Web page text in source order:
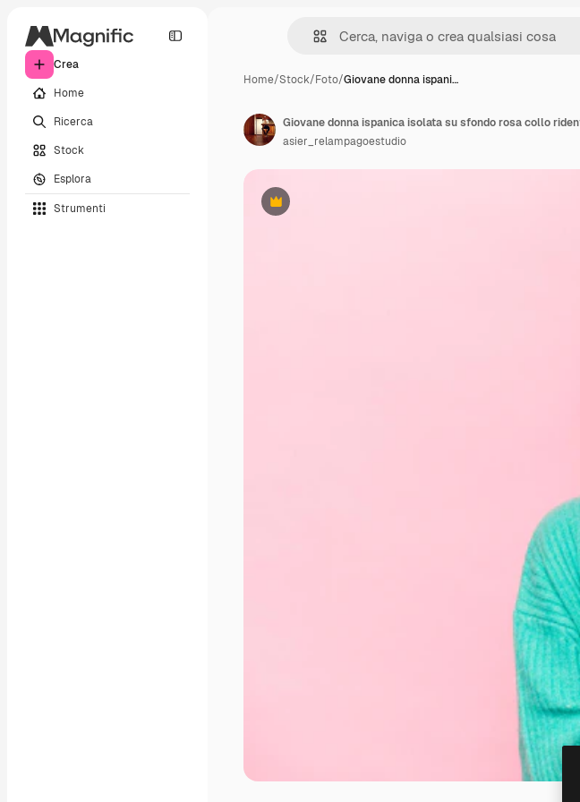
Crea
Home
Ricerca
Stock
Esplora
Strumenti
Home/Stock/Foto/Giovane donna ispani…
Premium
asier_relampagoestudio